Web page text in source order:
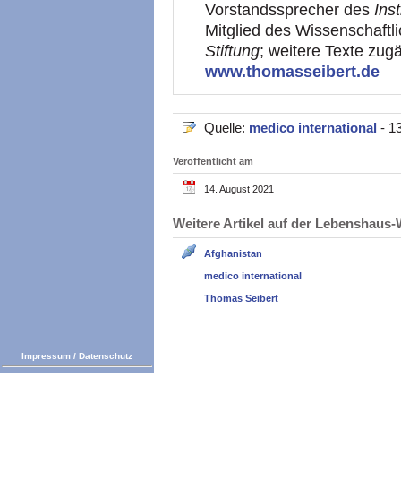
Vorstandssprecher des
Mitglied des
Stiftung; weitere Texte
www.thomasseibert.de
Quelle: medico international -
Veröffentlicht am
14. August 2021
Weitere Artikel auf der
Afghanistan
medico international
Thomas Seibert
Impressum / Datenschutz